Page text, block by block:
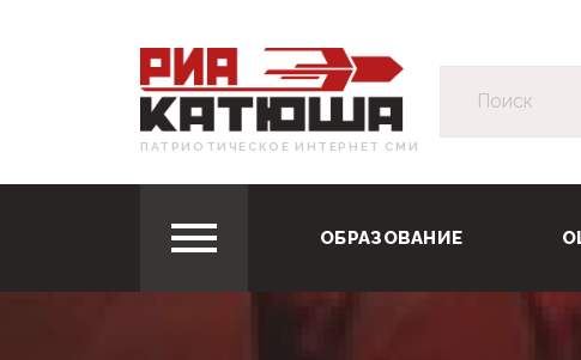
ПАТРИОТИЧЕСКОЕ ИНТЕРНЕТ СМИ
ОБРАЗОВАНИЕ